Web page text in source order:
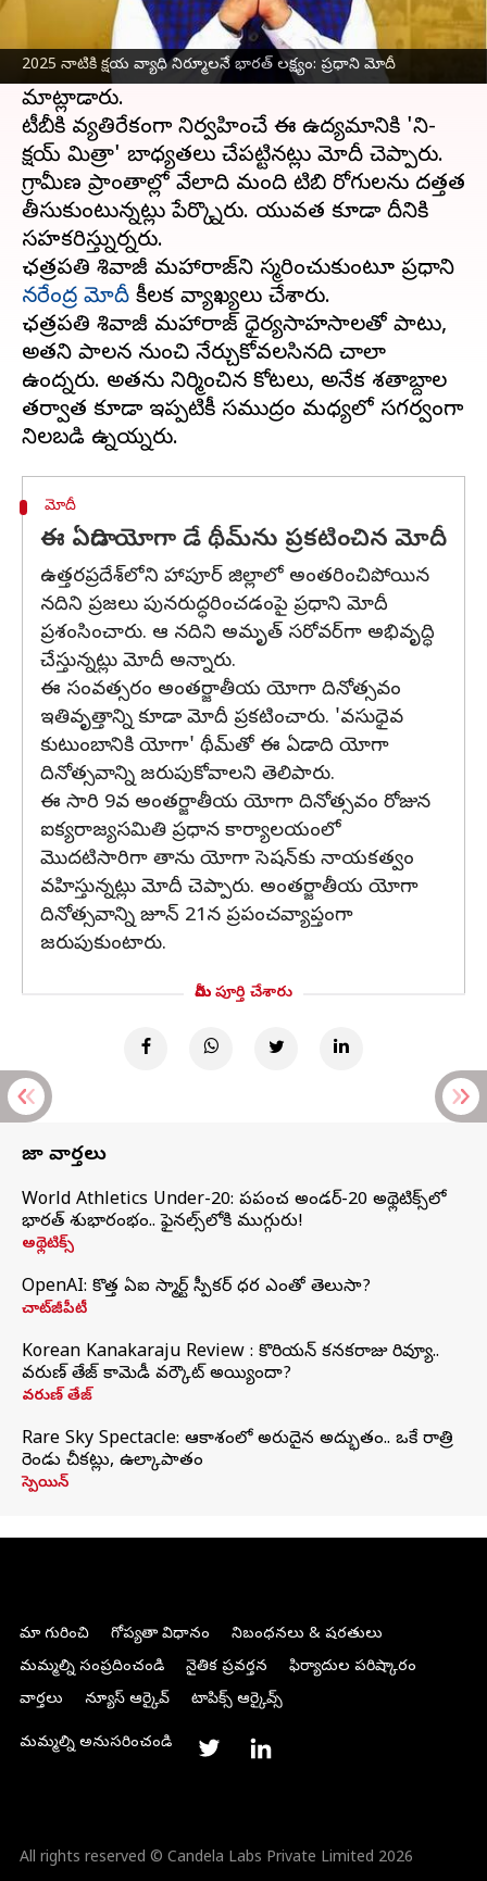
2025 నాటికి క్షయ వ్యాధి నిర్మూలనే భారత్ లక్ష్యం: ప్రధాని మోదీ
2025 నాటికి క్షయవ్యాధి (టీబీ)ని నిర్మూలించాలని
భారతదేశంలక్ష్యంగా పెట్టుకుందని ప్రధాని మోదీ
అన్నారు. 'మన్ కీ బాత్'లో భాగంగా ఆదివారం మోదీ
మాట్లాడారు.
టీబీకి వ్యతిరేకంగా నిర్వహించే ఈ ఉద్యమానికి 'ని-
క్షయ్ మిత్రా' బాధ్యతలు చేపట్టినట్లు మోదీ చెప్పారు.
గ్రామీణ ప్రాంతాల్లో వేలాది మంది టిబి రోగులను దత్తత
తీసుకుంటున్నట్లు పేర్కొన్నారు. యువత కూడా దీనికి
సహకరిస్తున్నారన్నారు.
ఛత్రపతి శివాజీ మహారాజ్‌ని స్మరించుకుంటూ ప్రధాని
నరేంద్ర మోదీ కీలక వ్యాఖ్యలు చేశారు.
ఛత్రపతి శివాజీ మహారాజ్ ధైర్యసాహసాలతో పాటు,
అతని పాలన నుంచి నేర్చుకోవలసినది చాలా
ఉందన్నారు. అతను నిర్మించిన కోటలు, అనేక శతాబ్దాల
తర్వాత కూడా ఇప్పటికీ సముద్రం మధ్యలో సగర్వంగా
మోదీ
ఈ ఏడాది యోగా డే థీమ్‌ను ప్రకటించిన మోదీ
ఉత్తరప్రదేశ్‌లోని హాపూర్ జిల్లాలో అంతరించిపోయిన
నదిని ప్రజలు పునరుద్ధరించడంపై ప్రధాని మోదీ
ప్రశంసించారు. ఆ నదిని అమృత్ సరోవర్‌గా అభివృద్ధి
చేస్తున్నట్లు మోదీ అన్నారు.
ఈ సంవత్సరం అంతర్జాతీయ యోగా దినోత్సవం
ఇతివృత్తాన్ని కూడా మోదీ ప్రకటించారు. 'వసుధైవ
కుటుంబానికి యోగా' థీమ్‌తో ఈ ఏడాది యోగా
దినోత్సవాన్ని జరుపుకోవాలని తెలిపారు.
ఈ సారి 9వ అంతర్జాతీయ యోగా దినోత్సవం రోజున
ఐక్యరాజ్యసమితి ప్రధాన కార్యాలయంలో
మొదటిసారిగా తాను యోగా సెషన్‌కు నాయకత్వం
వహిస్తున్నట్లు మోదీ చెప్పారు. అంతర్జాతీయ యోగా
దినోత్సవాన్ని జూన్ 21న ప్రపంచవ్యాప్తంగా
జరుపుకుంటారు.
మీరు పూర్తి చేశారు
తాజా వార్తలు
World Athletics Under-20: ప్రపంచ అండర్-20 అథ్లెటిక్స్‌లో
భారత్‌ శుభారంభం.. ఫైనల్స్‌లోకి ముగ్గురు!
అథ్లెటిక్స్
OpenAI: కొత్త ఏఐ స్మార్ట్ స్పీకర్ ధర ఎంతో తెలుసా?
చాట్‌జీపీటీ
Korean Kanakaraju Review : కొరియన్ కనకరాజు రివ్యూ..
వరుణ్ తేజ్ కామెడీ వర్కౌట్ అయ్యిందా?
వరుణ్ తేజ్
Rare Sky Spectacle: ఆకాశంలో అరుదైన అద్భుతం.. ఒకే రాత్రి
రెండు చీకట్లు, ఉల్కాపాతం
స్పెయిన్
మా గురించి గోప్యతా విధానం
నిబంధనలు & షరతులు
మమ్మల్ని సంప్రదించండి
నైతిక ప్రవర్తన
ఫిర్యాదుల పరిష్కారం
వార్తలు
న్యూస్ ఆర్కైవ్ టాపిక్స్ ఆర్కైవ్స్
మమ్మల్ని అనుసరించండి
All rights reserved © Candela Labs Private Limited 2026